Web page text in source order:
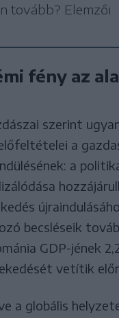
tovább? Elemzői
fény az
szerint
a
a
becsléseik
GDP-jének
vetítik
a globális